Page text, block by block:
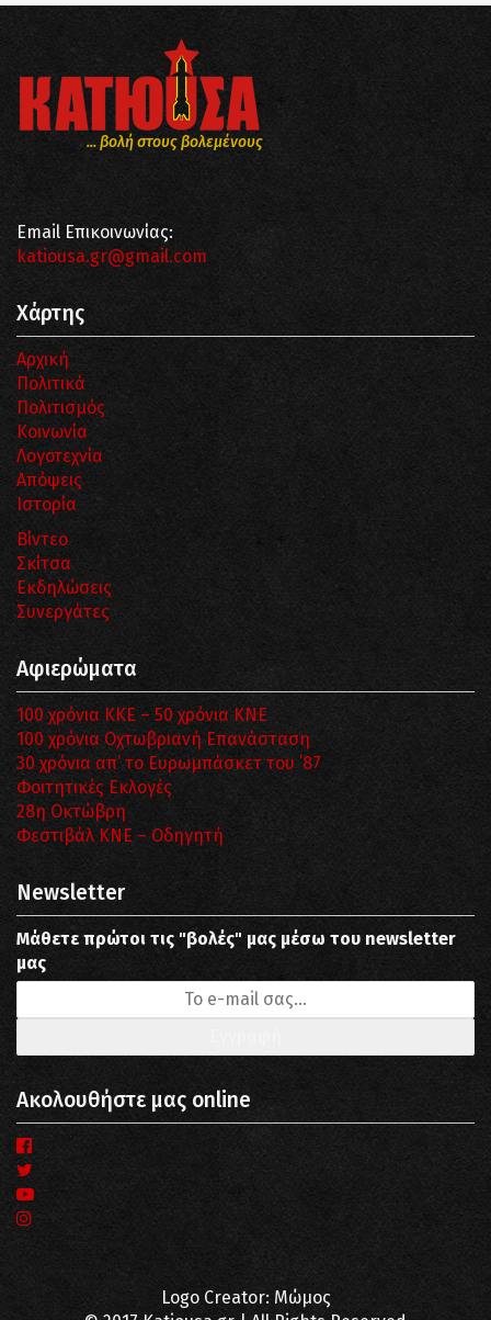
... βολή στους βολεμένους
Email Επικοινωνίας:
katiousa.gr@gmail.com
Χάρτης
Αρχική
Πολιτικά
Πολιτισμός
Κοινωνία
Λογοτεχνία
Απόψεις
Ιστορία
Βίντεο
Σκίτσα
Εκδηλώσεις
Συνεργάτες
Αφιερώματα
100 χρόνια ΚΚΕ – 50 χρόνια ΚΝΕ
100 χρόνια Οχτωβριανή Επανάσταση
30 χρόνια απ’ το Ευρωμπάσκετ του ΄87
Φοιτητικές Εκλογές
28η Οκτώβρη
Φεστιβάλ ΚΝΕ – Οδηγητή
Newsletter
Μάθετε πρώτοι τις "βολές" μας μέσω του newsletter
μας
Ακολουθήστε μας online
Logo Creator: Μώμος